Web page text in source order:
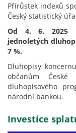
Přírůstek indexů
Český statistický
Od 4. 6. 2025
jednoletých
7 %.
Dluhopisy
občanům
dluhopisového
národní bankou.
Investice